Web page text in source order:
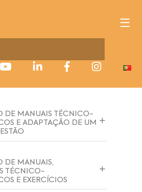
DE MANUAIS TÉCNICO-
E ADAPTAÇÃO DE UM
DE MANUAIS,
TÉCNICO-
E EXERCÍCIOS